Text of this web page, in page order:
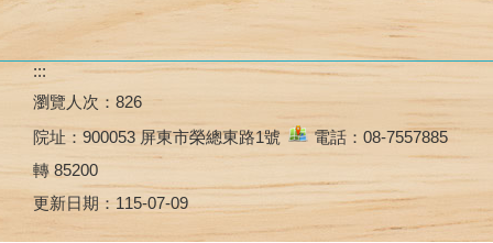
:::
瀏覽人次： 826
院址： 900053 屏東市榮總東路1號
電話：08-7557885
轉 85200
更新日期： 115-07-09